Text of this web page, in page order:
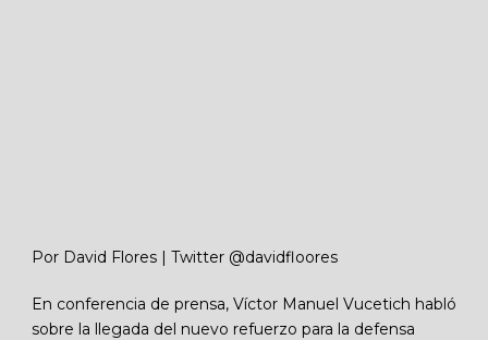
Por David Flores | Twitter @davidfloores
En conferencia de prensa, Víctor Manuel Vucetich habló
sobre la llegada del nuevo refuerzo para la defensa